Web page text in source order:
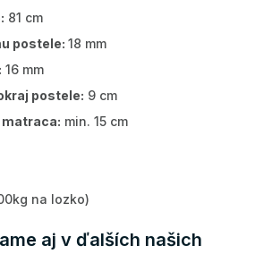
81 cm
postele: 18 mm
16 mm
postele: 9 cm
matraca: min. 15 cm
na lozko)
aj v ďalších našich